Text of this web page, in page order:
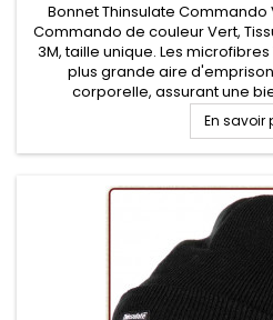
Bonnet Thinsulate Commando
Commando de couleur Vert,
3M, taille unique. Les
plus grande aire
corporelle, assurant une
En savoir